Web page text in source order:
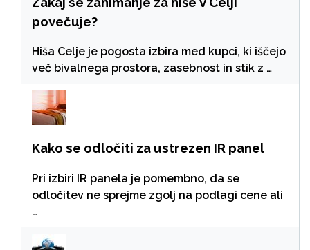
povečuje?
Hiša Celje je pogosta izbira med kupci, ki iščejo
več bivalnega prostora, zasebnost in stik z …
Kako se odločiti za ustrezen IR panel
Pri izbiri IR panela je pomembno, da se
odločitev ne sprejme zgolj na podlagi cene ali
…